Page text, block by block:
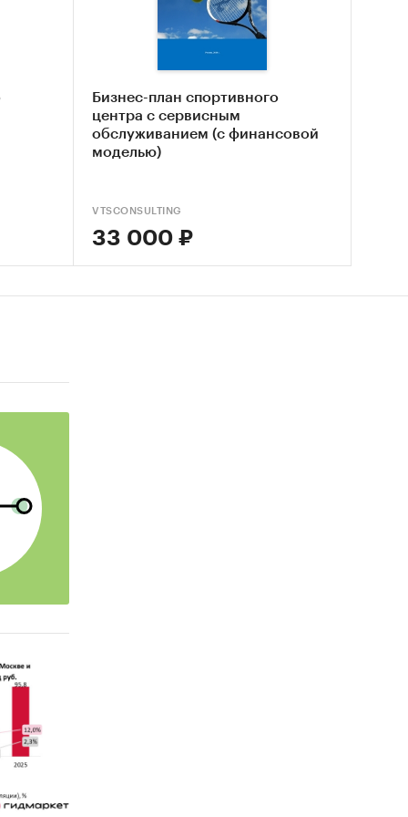
и
Бизнес-план спортивного
центра с сервисным
обслуживанием (с финансовой
моделью)
VTSCONSULTING
33 000 ₽